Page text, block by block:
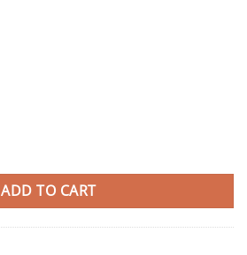
ADD TO CART